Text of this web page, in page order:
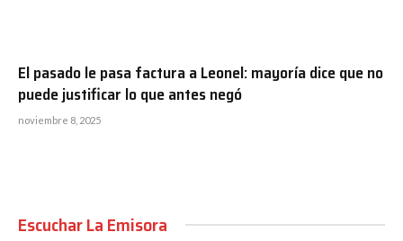
El pasado le pasa factura a Leonel: mayoría dice que no
puede justificar lo que antes negó
noviembre 8, 2025
Escuchar La Emisora